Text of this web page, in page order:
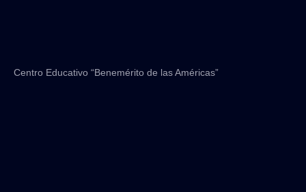
Centro Educativo “Benemérito de las Américas”